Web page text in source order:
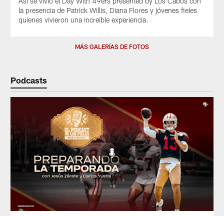
la presencia de Patrick Willis, Diana Flores y jóvenes fieles
quienes vivieron una increíble experiencia.
MÁS GALERÍAS DE FOTOS
Podcasts